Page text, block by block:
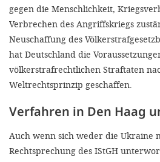
gegen die Menschlichkeit,
Verbrechen des Angriffskriegs
Neuschaffung des
hat Deutschland die
völkerstrafrechtlichen Straftaten
Weltrechtsprinzip geschaffen.
Verfahren in Den Haag
Auch wenn sich weder die Ukraine
Rechtsprechung des IStGH